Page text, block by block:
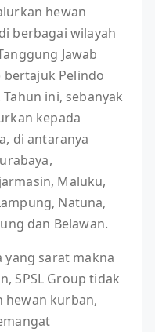
hewan
berbagai wilayah
Jawab
bertajuk Pelindo
ini, sebanyak
kepada
di antaranya
Maluku,
Natuna,
dan Belawan.
yang sarat makna
SPSL Group tidak
hewan kurban,